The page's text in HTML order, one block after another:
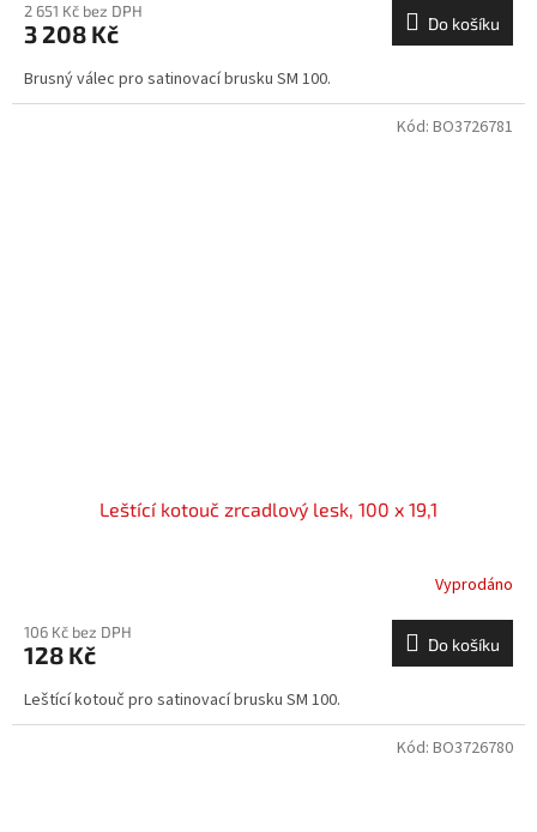
2 651 Kč bez DPH
3 208 Kč Do košíku
Brusný válec pro satinovací brusku SM 100.
Leštící kotouč zrcadlový lesk, 100 x 19,1
Vyprodáno
106 Kč bez DPH
128 Kč Do košíku
Leštící kotouč pro satinovací brusku SM 100.
Kód: BO3726781
Kód: BO3726780